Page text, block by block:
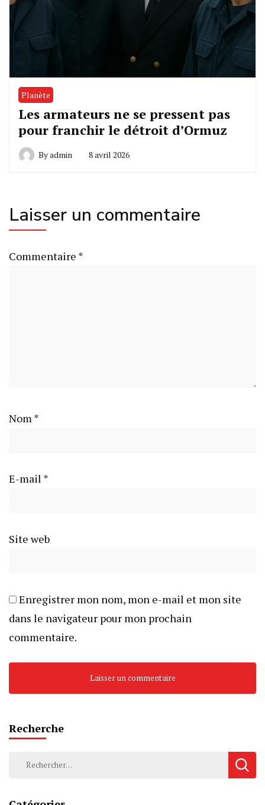
Planète
Les armateurs ne se pressent pas
pour franchir le détroit d’Ormuz
Byadmin 8 avril 2026
Laisser un commentaire
Commentaire *
Nom *
E-mail *
Site web
Enregistrer mon nom, mon e-mail et mon site
dans le navigateur pour mon prochain
commentaire.
Recherche